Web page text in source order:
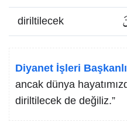
diriltilecek
Diyanet İşleri
ancak dünya
diriltilecek de değiliz.”